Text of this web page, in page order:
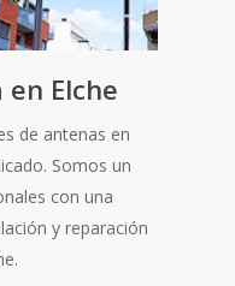
Elche
de antenas en
Somos un
con una
y reparación